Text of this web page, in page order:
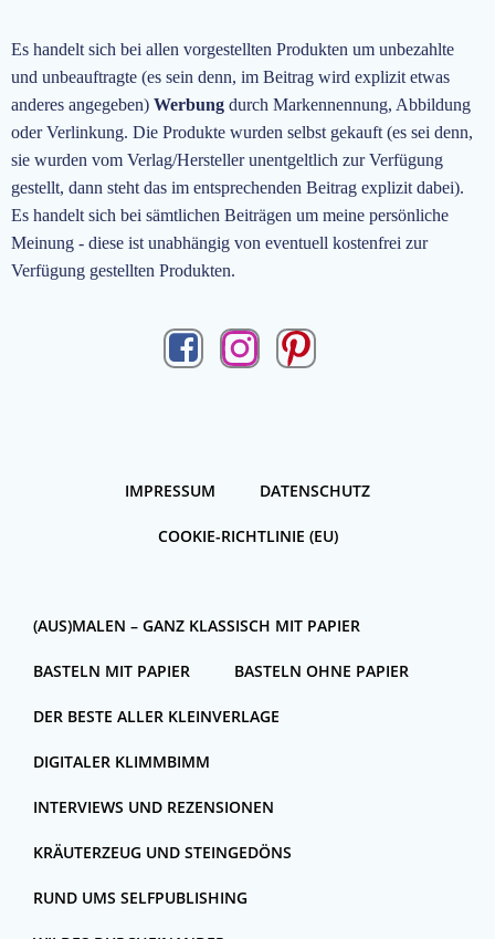
Es handelt sich bei allen vorgestellten Produkten um unbezahlte
und unbeauftragte (es sein denn, im Beitrag wird explizit etwas
anderes angegeben) Werbung durch Markennennung, Abbildung
oder Verlinkung. Die Produkte wurden selbst gekauft (es sei denn,
sie wurden vom Verlag/Hersteller unentgeltlich zur Verfügung
gestellt, dann steht das im entsprechenden Beitrag explizit dabei).
Es handelt sich bei sämtlichen Beiträgen um meine persönliche
Meinung - diese ist unabhängig von eventuell kostenfrei zur
Verfügung gestellten Produkten.
IMPRESSUM DATENSCHUTZ
COOKIE-RICHTLINIE (EU)
(AUS)MALEN – GANZ KLASSISCH MIT PAPIER
BASTELN MIT PAPIER BASTELN OHNE PAPIER
DER BESTE ALLER KLEINVERLAGE
DIGITALER KLIMMBIMM
INTERVIEWS UND REZENSIONEN
KRÄUTERZEUG UND STEINGEDÖNS
RUND UMS SELFPUBLISHING